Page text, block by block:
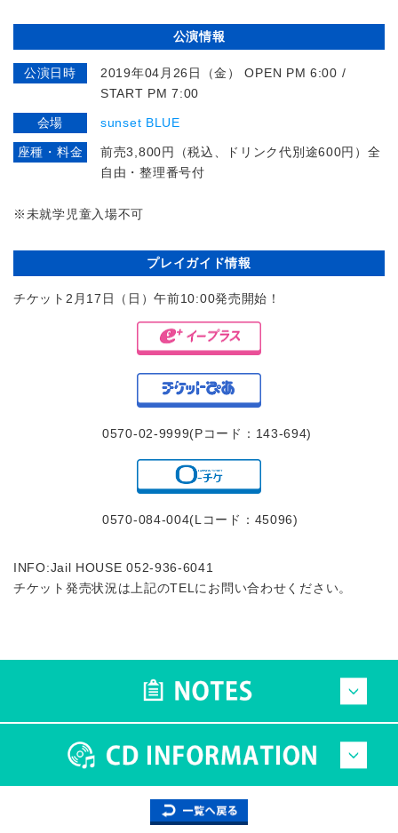
公演情報
公演日時
2019年04月26日（金） OPEN PM 6:00 /
START PM 7:00
会場 sunset BLUE
座種・料金
前売3,800円（税込、ドリンク代別途600円）全
自由・整理番号付
※未就学児童入場不可
プレイガイド情報
チケット2月17日（日）午前10:00発売開始！
0570-02-9999(Pコード：143-694)
0570-084-004(Lコード：45096)
INFO:Jail HOUSE 052-936-6041
チケット発売状況は上記のTELにお問い合わせください。